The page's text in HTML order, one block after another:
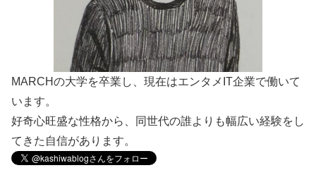
MARCHの大学を卒業し、現在はエンタメIT企業で働いて
います。
好奇心旺盛な性格から、同世代の誰よりも幅広い経験をし
てきた自信があります。